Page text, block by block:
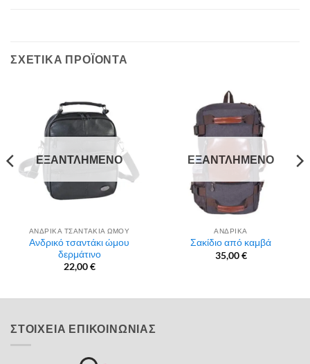
ΣΧΕΤΙΚΆ ΠΡΟΪΌΝΤΑ
ΕΞΑΝΤΛΗΜΈΝΟ
ΑΝΔΡΙΚΑ ΤΣΑΝΤΑΚΙΑ ΩΜΟΥ
Ανδρικό τσαντάκι ώμου
δερμάτινο
22,00€
ΕΞΑΝΤΛΗΜΈΝΟ
ΑΝΔΡΙΚΑ
Σακίδιο από καμβά
35,00€
ΣΤΟΙΧΕΙΑ ΕΠΙΚΟΙΝΩΝΙΑΣ